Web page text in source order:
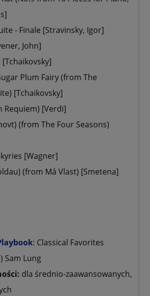
- Finale [Stravinsky, Igor]
John]
[Tchaikovsky]
Plum Fairy (from The
[Tchaikovsky]
Requiem) [Verdi]
(from The Four Seasons)
[Wagner]
(from Má Vlast) [Smetena]
: Classical Favorites
Sam Lung
dla średnio-zaawansowanych,